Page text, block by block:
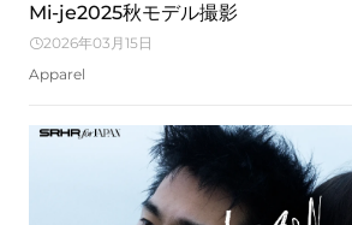
Mi-je2025秋モデル撮影
2026年03月15日
Apparel